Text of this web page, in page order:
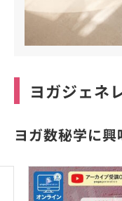
ヨガジェネ
ヨガ数秘学に